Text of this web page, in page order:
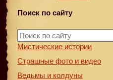
Поиск по сайту
Мистические истории
Страшные фото и видео
Ведьмы и колдуны